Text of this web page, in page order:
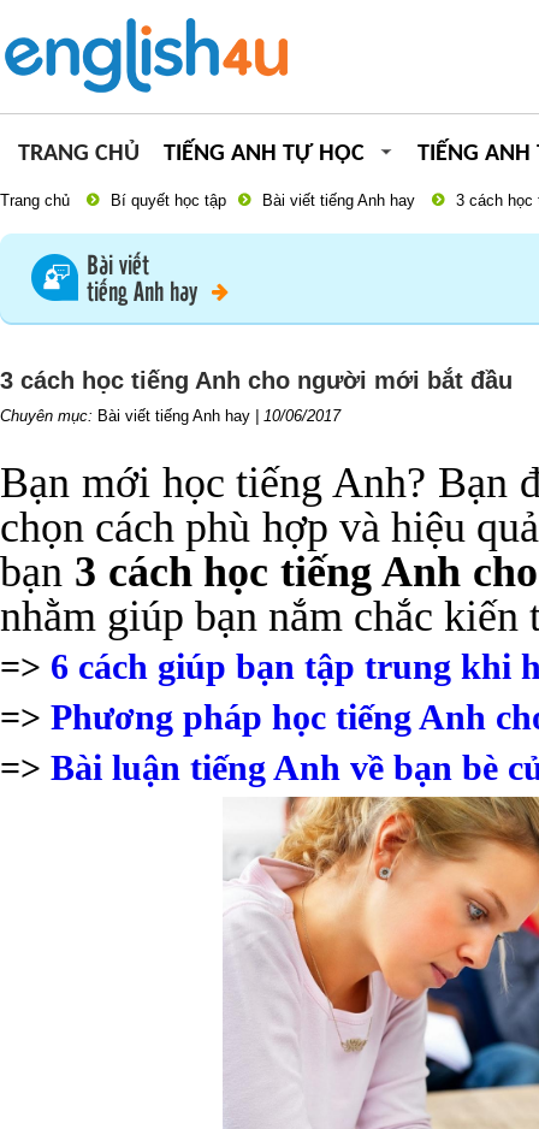
TRANG CHỦ TIẾNG ANH TỰ HỌC TIẾNG ANH
Trang chủ Bí quyết học tập Bài viết tiếng Anh hay 3 cách học
Bài viết
tiếng Anh hay
3 cách học tiếng Anh cho người mới bắt đầu
Chuyên mục: Bài viết tiếng Anh hay 10/06/2017
Bạn mới học tiếng Anh? Bạn
chọn cách phù hợp và hiệu
bạn 3 cách học tiếng Anh
nhằm giúp bạn nắm chắc kiến
=> 6 cách giúp bạn tập trung khi
=> Phương pháp học tiếng Anh
=> Bài luận tiếng Anh về bạn bè